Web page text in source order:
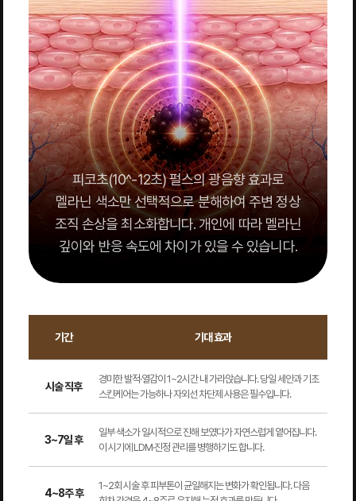
피코초(10^-12초) 펄스의 광음향 효과로
멜라닌 색소만 선택적으로 분해하여 주변 정상
조직 손상을 최소화합니다. 개인에 따라 멜라닌
깊이와 반응 속도에 차이가 있을 수 있습니다.
기간 기대 효과
시술 직후
경미한 발적·열감이 1~2시간 내 가라앉습니다. 당일 세안과 기초
스킨케어는 가능하나 자외선 차단제 사용은 필수입니다.
3~7일 후
일부 색소가 일시적으로 진해 보였다가 자연스럽게 옅어집니다.
이 시기에 LDM·진정 관리를 병행하기도 합니다.
4~8주 후
1~2회 시술 후 피부톤이 균일해지는 변화가 확인됩니다. 다음